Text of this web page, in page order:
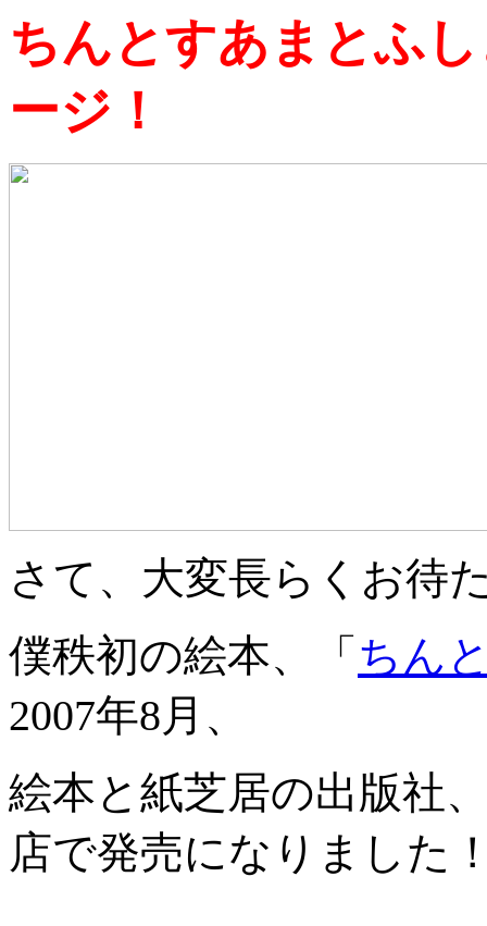
ちんとすあまとふ
ージ！
さて、大変長らくお待
僕秩初の絵本、「 ちん
2007年8月、
絵本と紙芝居の出版社
店で発売になりました